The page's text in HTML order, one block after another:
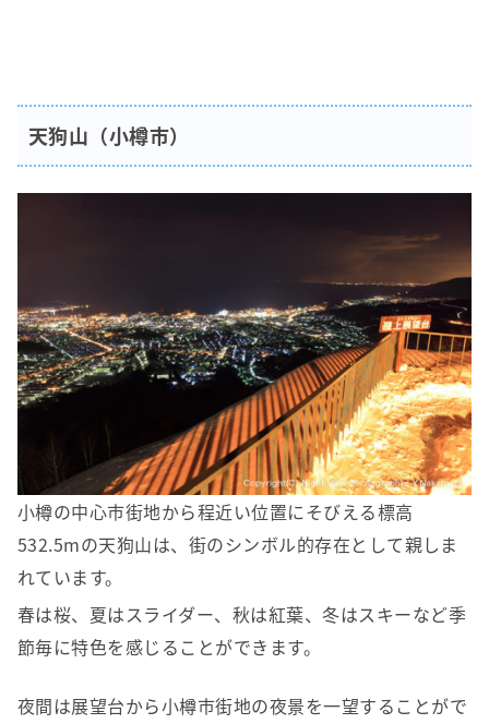
天狗山（小樽市）
小樽の中心市街地から程近い位置にそびえる標高
532.5mの天狗山は、街のシンボル的存在として親しま
れています。
春は桜、夏はスライダー、秋は紅葉、冬はスキーなど季
節毎に特色を感じることができます。
夜間は展望台から小樽市街地の夜景を一望することがで